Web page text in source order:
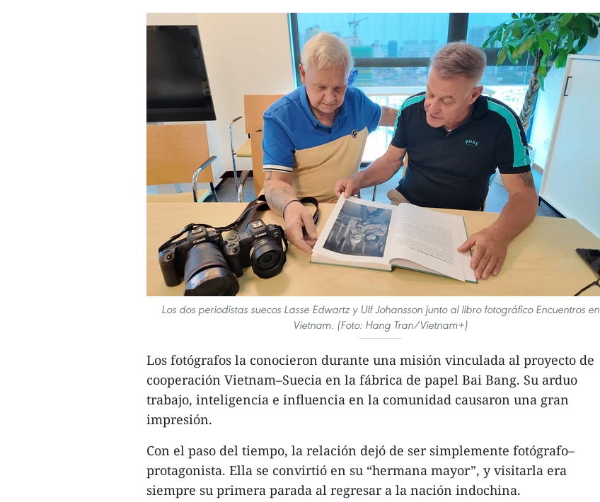
Los dos periodistas suecos Lasse Edwartz y Ulf Johansson junto al libro fotográfico Encuentros en
Vietnam. (Foto: Hang Tran/Vietnam+)
Los fotógrafos la conocieron durante una misión vinculada al proyecto de
cooperación Vietnam–Suecia en la fábrica de papel Bai Bang. Su arduo
trabajo, inteligencia e influencia en la comunidad causaron una gran
impresión.
Con el paso del tiempo, la relación dejó de ser simplemente fotógrafo–
protagonista. Ella se convirtió en su “hermana mayor”, y visitarla era
siempre su primera parada al regresar a la nación indochina.